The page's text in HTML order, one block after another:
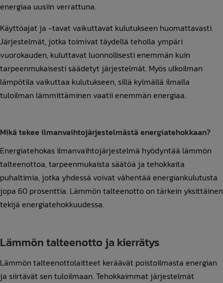
energiaa uusiin verrattuna.
Käyttöajat ja -tavat vaikuttavat kulutukseen huomattavasti.
Järjestelmät, jotka toimivat täydellä teholla ympäri
vuorokauden, kuluttavat luonnollisesti enemmän kuin
tarpeenmukaisesti säädetyt järjestelmät. Myös ulkoilman
lämpötila vaikuttaa kulutukseen, sillä kylmällä ilmalla
tuloilman lämmittäminen vaatii enemmän energiaa.
Mikä tekee ilmanvaihtojärjestelmästä energiatehokkaan?
Energiatehokas ilmanvaihtojärjestelmä hyödyntää lämmön
talteenottoa, tarpeenmukaista säätöä ja tehokkaita
puhaltimia, jotka yhdessä voivat vähentää energiankulutusta
jopa 60 prosenttia. Lämmön talteenotto on tärkein yksittäinen
tekijä energiatehokkuudessa.
Lämmön talteenotto ja kierrätys
Lämmön talteenottolaitteet keräävät poistoilmasta energian
ja siirtävät sen tuloilmaan. Tehokkaimmat järjestelmät